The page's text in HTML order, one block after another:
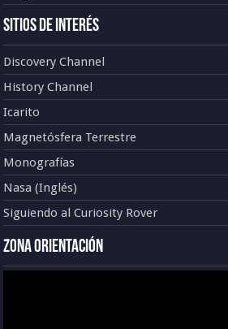
Sitios de Interés
Discovery Channel
History Channel
Icarito
Magnetósfera Terrestre
Monografías
Nasa (Inglés)
Siguiendo al Curiosity Rover
Zona Orientación